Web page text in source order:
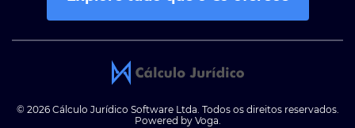
© 2026 Cálculo Jurídico Software Ltda. Todos os direitos reservados.
Powered by Voga.